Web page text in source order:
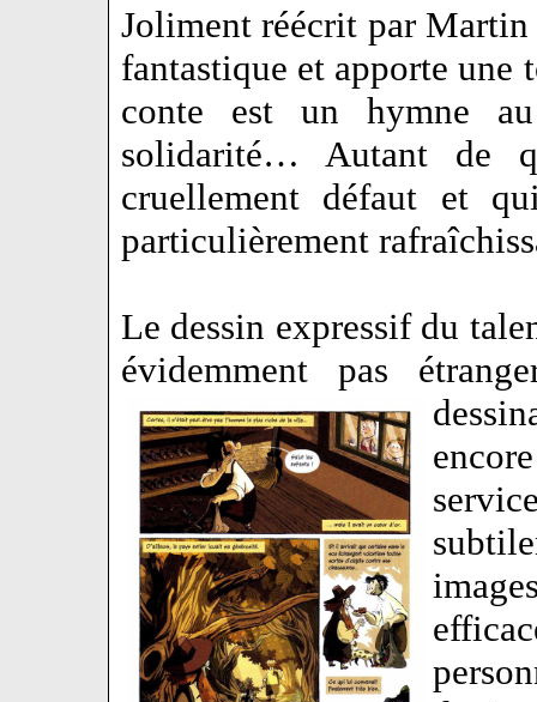
Joliment réécrit par
fantastique et apporte une
conte est un hymne
solidarité… Autant de
cruellement défaut et
particulièrement
Le dessin expressif du
évidemment pas